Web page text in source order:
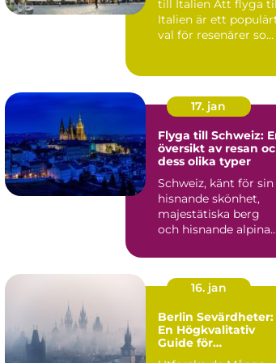
till Italien Att flyga till
Italien är ett
val för resenärer som
17. jan
Flyga till Schweiz:
översikt av resan
dess olika typer
Schweiz, känt för sin
hisnande skönhet,
majestätiska berg
och hisnande alpina
besök...
16. jan
Berlin Sevärdheter:
En Högkvalitativ
Guide för